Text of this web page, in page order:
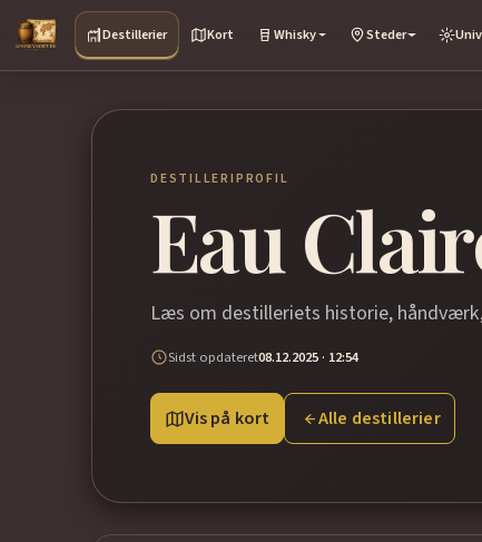
Destillerier Kort Whisky Steder
DESTILLERIPROFIL
Eau
Læs om destilleriets historie,
Sidst opdateret08.12.2025 · 12:54
Vis på kort Alle destillerier